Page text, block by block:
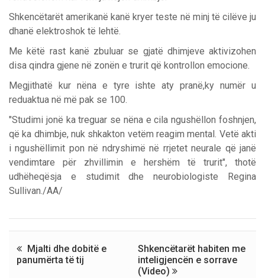
Shkencëtarët amerikanë kanë kryer teste në minj të cilëve ju
dhanë elektroshok të lehtë.
Me këtë rast kanë zbuluar se gjatë dhimjeve aktivizohen
disa qindra gjene në zonën e trurit që kontrollon emocione.
Megjithatë kur nëna e tyre ishte aty pranë,ky numër u
reduaktua në më pak se 100.
"Studimi jonë ka treguar se nëna e cila ngushëllon foshnjen,
që ka dhimbje, nuk shkakton vetëm reagim mental. Vetë akti
i ngushëllimit pon në ndryshimë në rrjetet neurale që janë
vendimtare për zhvillimin e hershëm të trurit", thotë
udhëheqësja e studimit dhe neurobiologiste Regina
Sullivan./AA/
Mjalti dhe dobitë e
panumërta të tij
Shkencëtarët habiten me
inteligjencën e sorrave
(Video)